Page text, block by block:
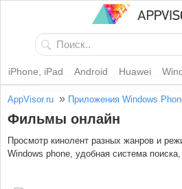
iPhone, iPad Android Huawei
AppVisor.ru » Приложения Windows
Фильмы онлайн
Просмотр кинолент разных жанров и
Windows phone, удобная система поиска,